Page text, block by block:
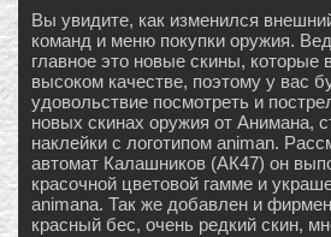
Вы увидите, как изменился
команд и меню покупки оружия.
главное это новые скины, которые
высоком качестве, поэтому у вас
удовольствие посмотреть и
новых скинах оружия от Анимана,
наклейки с логотипом animan.
автомат Калашников (АК47) он
красочной цветовой гамме и
animana. Так же добавлен и
красный бес, очень редкий скин,